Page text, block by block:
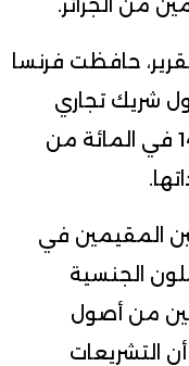
من الجزائر.
حافظت فرنسا
كأول شريك تجاري
للجزائر، بعدما استحوذت على 14.2 في المائة من
المقيمين في
يحملون الجنسية
من أصول
أن التشريعات